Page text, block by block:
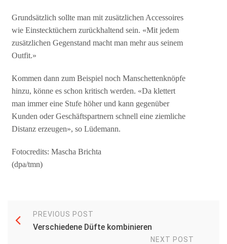
Grundsätzlich sollte man mit zusätzlichen Accessoires
wie Einstecktüchern zurückhaltend sein. «Mit jedem
zusätzlichen Gegenstand macht man mehr aus seinem
Outfit.»
Kommen dann zum Beispiel noch Manschettenknöpfe
hinzu, könne es schon kritisch werden. «Da klettert
man immer eine Stufe höher und kann gegenüber
Kunden oder Geschäftspartnern schnell eine ziemliche
Distanz erzeugen», so Lüdemann.
Fotocredits: Mascha Brichta
(dpa/tmn)
PREVIOUS POST
Verschiedene Düfte kombinieren
NEXT POST